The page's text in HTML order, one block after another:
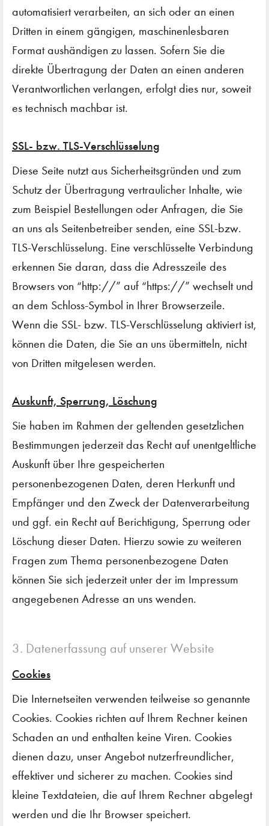
automatisiert verarbeiten, an sich oder an einen
Dritten in einem gängigen, maschinenlesbaren
Format aushändigen zu lassen. Sofern Sie die
direkte Übertragung der Daten an einen anderen
Verantwortlichen verlangen, erfolgt dies nur, soweit
es technisch machbar ist.
SSL- bzw. TLS-Verschlüsselung
Diese Seite nutzt aus Sicherheitsgründen und zum
Schutz der Übertragung vertraulicher Inhalte, wie
zum Beispiel Bestellungen oder Anfragen, die Sie
an uns als Seitenbetreiber senden, eine SSL-bzw.
TLS-Verschlüsselung. Eine verschlüsselte Verbindung
erkennen Sie daran, dass die Adresszeile des
Browsers von “http://” auf “https://” wechselt und
an dem Schloss-Symbol in Ihrer Browserzeile.
Wenn die SSL- bzw. TLS-Verschlüsselung aktiviert ist,
können die Daten, die Sie an uns übermitteln, nicht
von Dritten mitgelesen werden.
Auskunft, Sperrung, Löschung
Sie haben im Rahmen der geltenden gesetzlichen
Bestimmungen jederzeit das Recht auf unentgeltliche
Auskunft über Ihre gespeicherten
personenbezogenen Daten, deren Herkunft und
Empfänger und den Zweck der Datenverarbeitung
und ggf. ein Recht auf Berichtigung, Sperrung oder
Löschung dieser Daten. Hierzu sowie zu weiteren
Fragen zum Thema personenbezogene Daten
können Sie sich jederzeit unter der im Impressum
angegebenen Adresse an uns wenden.
3. Datenerfassung auf unserer Website
Cookies
Die Internetseiten verwenden teilweise so genannte
Cookies. Cookies richten auf Ihrem Rechner keinen
Schaden an und enthalten keine Viren. Cookies
dienen dazu, unser Angebot nutzerfreundlicher,
effektiver und sicherer zu machen. Cookies sind
kleine Textdateien, die auf Ihrem Rechner abgelegt
werden und die Ihr Browser speichert.